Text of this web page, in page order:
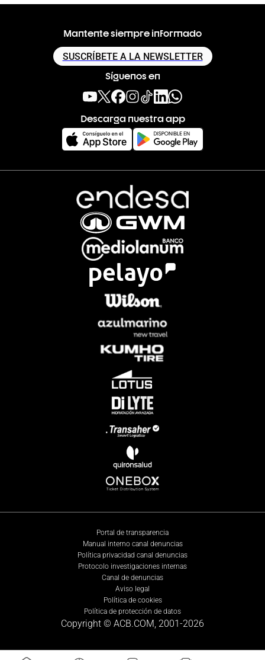
Mantente siempre informado
SUSCRÍBETE A LA NEWSLETTER
Síguenos en
Descarga nuestra app
Portal de transparencia
Manual interno canal denuncias
Política privacidad canal denuncias
Protocolo investigaciones internas
Canal de denuncias
Aviso legal
Política de cookies
Política de protección de datos
Copyright © ACB.COM, 2001-2026